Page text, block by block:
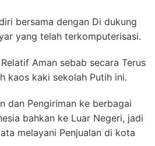
bersama dengan Di dukung
yang telah terkomputerisasi.
Aman sebab secara Terus
kaos kaki sekolah Putih ini.
dan Pengiriman ke berbagai
bahkan ke Luar Negeri, jadi
melayani Penjualan di kota